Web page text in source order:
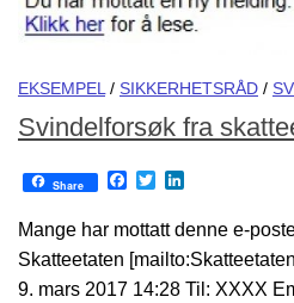
EKSEMPEL / SIKKERHETSRÅD /
Svindelforsøk fra
Share Facebook
Twitter
Mange har mottatt denne e-
Skatteetaten
9. mars 2017 14:28 Til: XXXX